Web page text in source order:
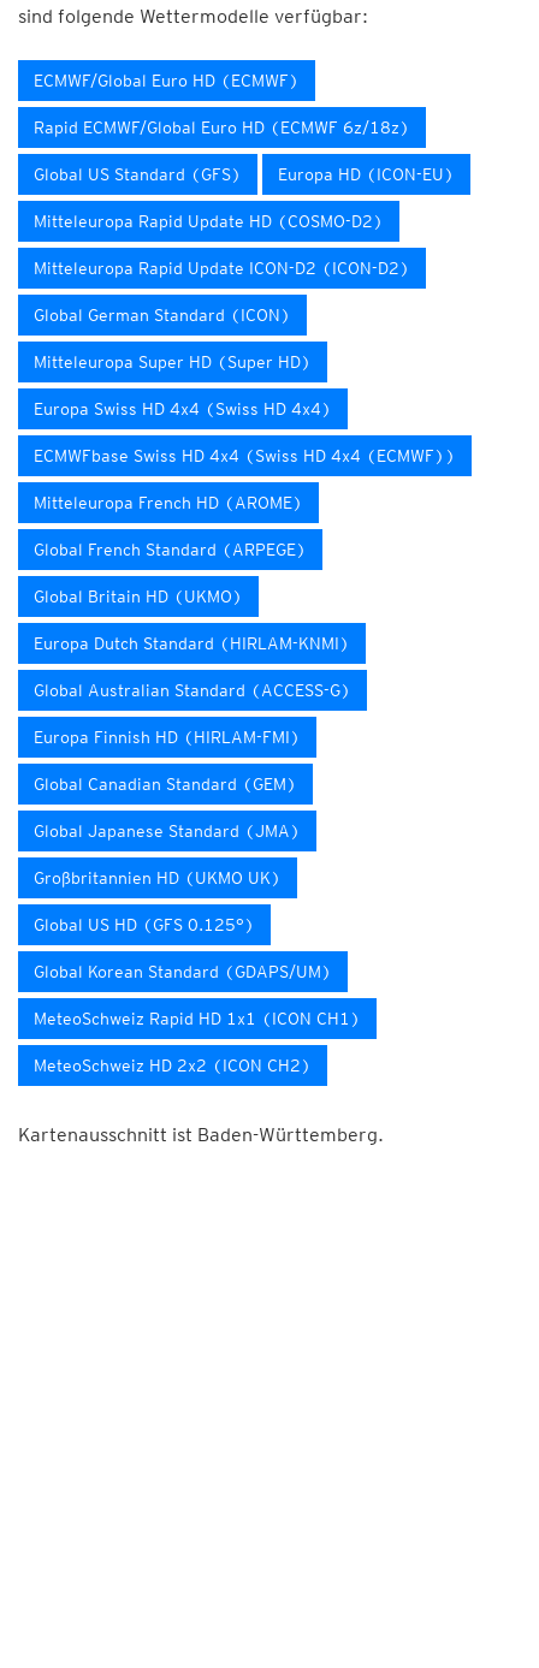
sind folgende Wettermodelle verfügbar:
ECMWF/Global Euro HD (ECMWF)
Rapid ECMWF/Global Euro HD (ECMWF 6z/18z)
Global US Standard (GFS) Europa HD (ICON-EU)
Mitteleuropa Rapid Update HD (COSMO-D2)
Mitteleuropa Rapid Update ICON-D2 (ICON-D2)
Global German Standard (ICON)
Mitteleuropa Super HD (Super HD)
Europa Swiss HD 4x4 (Swiss HD 4x4)
ECMWFbase Swiss HD 4x4 (Swiss HD 4x4 (ECMWF))
Mitteleuropa French HD (AROME)
Global French Standard (ARPEGE)
Global Britain HD (UKMO)
Europa Dutch Standard (HIRLAM-KNMI)
Global Australian Standard (ACCESS-G)
Europa Finnish HD (HIRLAM-FMI)
Global Canadian Standard (GEM)
Global Japanese Standard (JMA)
Großbritannien HD (UKMO UK)
Global US HD (GFS 0.125°)
Global Korean Standard (GDAPS/UM)
MeteoSchweiz Rapid HD 1x1 (ICON CH1)
MeteoSchweiz HD 2x2 (ICON CH2)
Kartenausschnitt ist Baden-Württemberg.